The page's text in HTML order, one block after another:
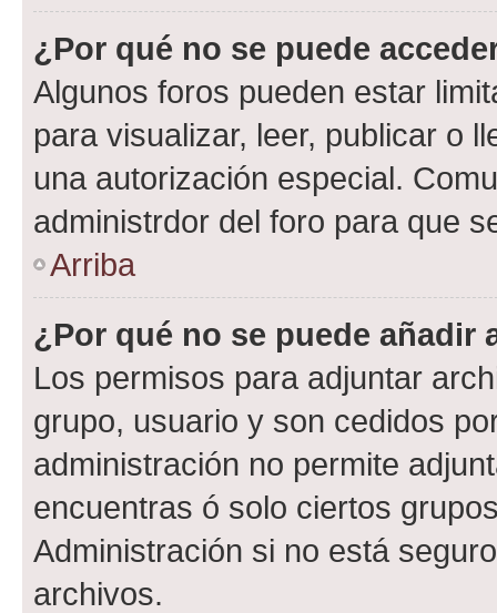
¿Por qué no se puede
Algunos foros pueden estar
para visualizar, leer, publicar o
una autorización especial.
administrdor del foro para que
Arriba
¿Por qué no se puede añadir
Los permisos para adjuntar
grupo, usuario y son cedidos
administración no permite
encuentras ó solo ciertos
Administración si no está
archivos.